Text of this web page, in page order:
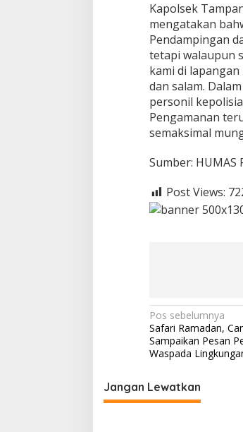
Kapolsek
mengatakan
Pendampingan
tetapi walaupun
kami di
dan salam.
personil
Pengamanan
semaksimal
Sumber: HUMAS
Post Views:
N
a
v
i
g
Pos sebelumnya
Safari Ramadan,
Sampaikan Pesan
Waspada
Jangan Lewatkan